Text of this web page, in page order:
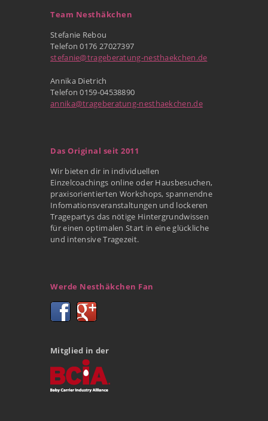
Team Nesthäkchen
Stefanie Rebou
Telefon 0176 27027397
stefanie@trageberatung-nesthaekchen.de
Annika Dietrich
Telefon 0159-04538890
annika@trageberatung-nesthaekchen.de
Das Original seit 2011
Wir bieten dir in individuellen
Einzelcoachings online oder Hausbesuchen,
praxisorientierten Workshops, spannendne
Infomationsveranstaltungen und lockeren
Tragepartys das nötige Hintergrundwissen
für einen optimalen Start in eine glückliche
und intensive Tragezeit.
Werde Nesthäkchen Fan
Mitglied in der